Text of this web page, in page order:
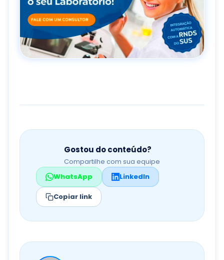
Gostou do conteúdo?
Compartilhe com sua equipe
WhatsApp
LinkedIn
Copiar link